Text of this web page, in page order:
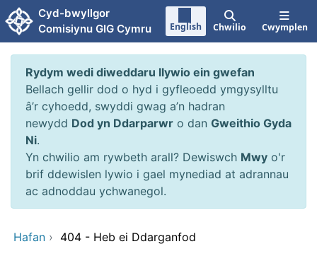
Neidio i'r prif gynnwy
Cyd-bwyllgor
Comisiynu GIG Cymru
English Chwilio Cwymplen
Rydym wedi diweddaru llywio ein gwefan
Bellach gellir dod o hyd i gyfleoedd ymgysylltu
â’r cyhoedd, swyddi gwag a’n hadran
newydd Dod yn Ddarparwr o dan Gweithio Gyda
Ni.
Yn chwilio am rywbeth arall? Dewiswch Mwy o'r
brif ddewislen lywio i gael mynediad at adrannau
ac adnoddau ychwanegol.
Hafan › 404 - Heb ei Ddarganfod